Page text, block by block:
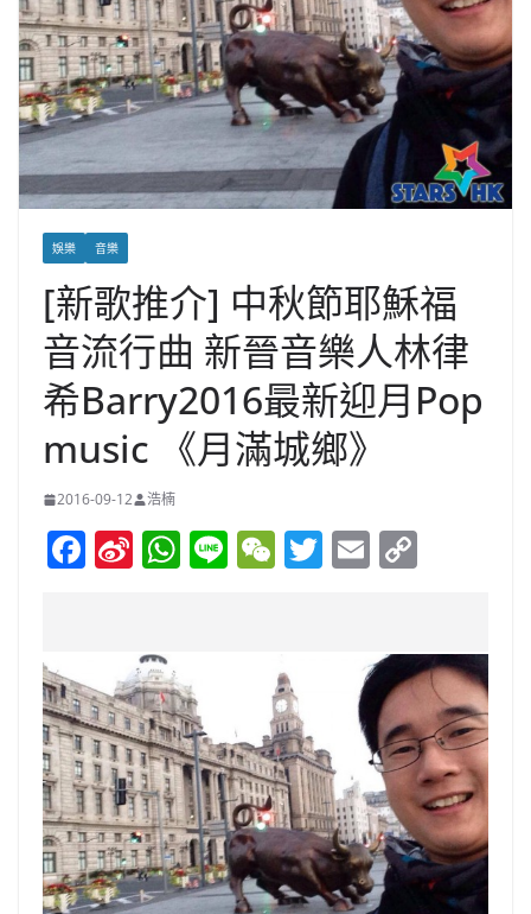
娛樂 音樂
[新歌推介] 中秋節耶穌福
音流行曲 新晉音樂人林律
希Barry2016最新迎月Pop
music 《月滿城鄉》
2016-09-12 浩楠
F
b
o
o
k
Si
W
ei
b
o
W
A
p
p
Li W
h
at
T E
l y
Li
n
k